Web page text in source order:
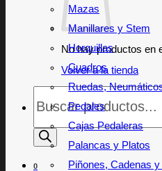
No hay productos en
Volver a la tienda
Búsqueda
de
0
Mazas
Manillares y Stem
Horquillas
Cuadros
Ruedas,
Pedales
Cajas Pedaleras
Palancas y Platos
Piñones, Cadenas